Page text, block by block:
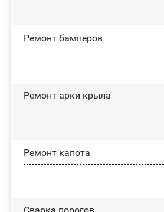
Ремонт бамперов
Ремонт арки крыла
Ремонт капота